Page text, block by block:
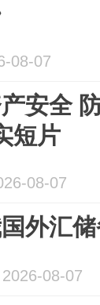
08-07
安全
短片
08-07
外汇
08-07